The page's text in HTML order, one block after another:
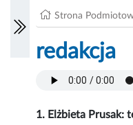
Strona
redakcja
1. Elżbieta Prusak: